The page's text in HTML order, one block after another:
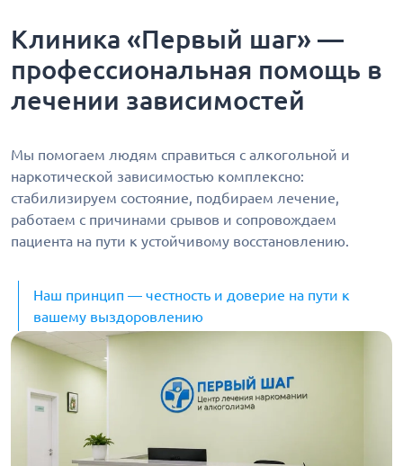
Клиника «Первый шаг» —
профессиональная помощь в
лечении зависимостей
Мы помогаем людям справиться с алкогольной и
наркотической зависимостью комплексно:
стабилизируем состояние, подбираем лечение,
работаем с причинами срывов и сопровождаем
пациента на пути к устойчивому восстановлению.
Наш принцип — честность и доверие на пути к
вашему выздоровлению